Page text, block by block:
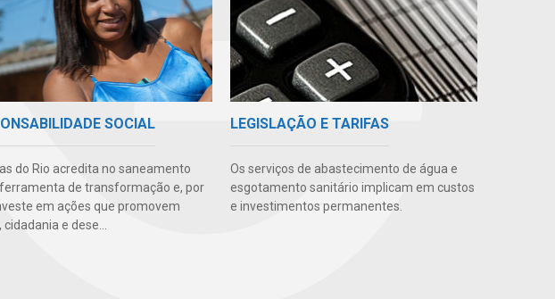
SOCIAL
do Rio acredita no saneamento
de transformação e, por
em ações que promovem
cidadania e dese...
LEGISLAÇÃO E TARIFAS
Os serviços de abastecimento de água e
esgotamento sanitário implicam em custos
e investimentos permanentes.